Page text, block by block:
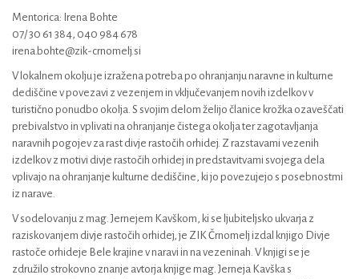
Mentorica: Irena Bohte
07/ 30 61 384, 040 984 678
irena.bohte@zik-crnomelj.si
V lokalnem okolju je izražena potreba po ohranjanju naravne in kulturne
dediščine v povezavi z vezenjem in vključevanjem novih izdelkov v
turistično ponudbo okolja. S svojim delom želijo članice krožka ozaveščati
prebivalstvo in vplivati na ohranjanje čistega okolja ter zagotavljanja
naravnih pogojev za rast divje rastočih orhidej. Z razstavami vezenih
izdelkov z motivi divje rastočih orhidej in predstavitvami svojega dela
vplivajo na ohranjanje kulturne dediščine, ki jo povezujejo s posebnostmi
iz narave.
V sodelovanju z mag. Jernejem Kavškom, ki se ljubiteljsko ukvarja z
raziskovanjem divje rastočih orhidej, je ZIK Črnomelj izdal knjigo Divje
rastoče orhideje Bele krajine v naravi in na vezeninah. V knjigi se je
združilo strokovno znanje avtorja knjige mag. Jerneja Kavška s